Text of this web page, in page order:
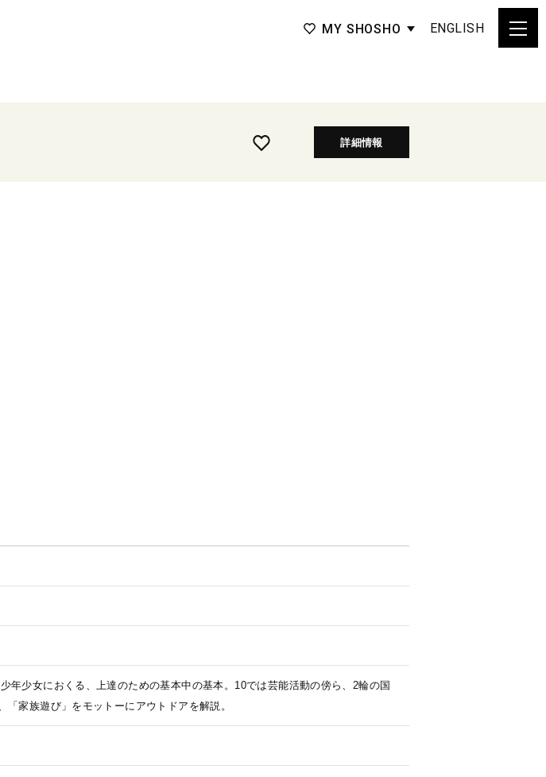
MY SHOSHO ENGLISH
詳細情報
年少女におくる、上達のための基本中の基本。10では芸能活動の傍ら、2輪の国
家族遊び」をモットーにアウトドアを解説。